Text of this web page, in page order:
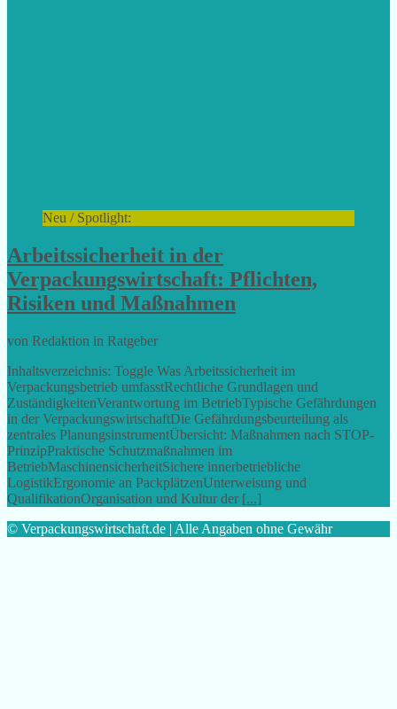
Neu / Spotlight:
Arbeitssicherheit in der
Verpackungswirtschaft: Pflichten,
Risiken und Maßnahmen
von Redaktion in Ratgeber
Inhaltsverzeichnis: Toggle Was Arbeitssicherheit im
Verpackungsbetrieb umfasstRechtliche Grundlagen und
ZuständigkeitenVerantwortung im BetriebTypische Gefährdungen
in der VerpackungswirtschaftDie Gefährdungsbeurteilung als
zentrales PlanungsinstrumentÜbersicht: Maßnahmen nach STOP-
PrinzipPraktische Schutzmaßnahmen im
BetriebMaschinensicherheitSichere innerbetriebliche
LogistikErgonomie an PackplätzenUnterweisung und
QualifikationOrganisation und Kultur der [...]
© Verpackungswirtschaft.de | Alle Angaben ohne Gewähr